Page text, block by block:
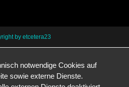
by etcetera23
notwendige Cookies auf
sowie externe Dienste.